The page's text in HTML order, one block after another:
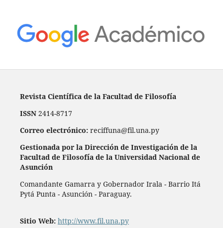
Revista Científica de la Facultad de Filosofía
ISSN2414-8717
Correo electrónico: reciffuna@fil.una.py
Gestionada por la Dirección de Investigación de la
Facultad de Filosofía de la Universidad Nacional de
Asunción
Comandante Gamarra y Gobernador Irala - Barrio Itá
Pytá Punta - Asunción - Paraguay.
Sitio Web: http://www.fil.una.py